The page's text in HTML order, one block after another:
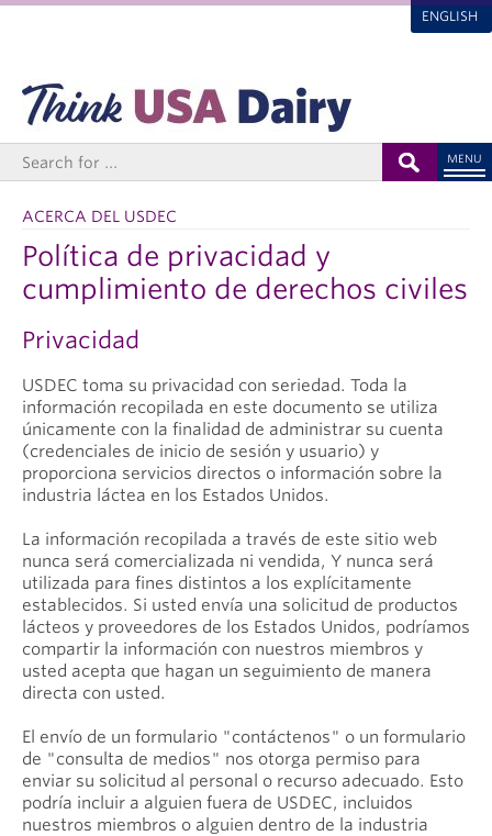
ENGLISH
MENU
ACERCA DEL USDEC
Política de privacidad y
cumplimiento de derechos civiles
Privacidad
USDEC toma su privacidad con seriedad. Toda la
información recopilada en este documento se utiliza
únicamente con la finalidad de administrar su cuenta
(credenciales de inicio de sesión y usuario) y
proporciona servicios directos o información sobre la
industria láctea en los Estados Unidos.
La información recopilada a través de este sitio web
nunca será comercializada ni vendida, Y nunca será
utilizada para fines distintos a los explícitamente
establecidos. Si usted envía una solicitud de productos
lácteos y proveedores de los Estados Unidos, podríamos
compartir la información con nuestros miembros y
usted acepta que hagan un seguimiento de manera
directa con usted.
El envío de un formulario "contáctenos" o un formulario
de "consulta de medios" nos otorga permiso para
enviar su solicitud al personal o recurso adecuado. Esto
podría incluir a alguien fuera de USDEC, incluidos
nuestros miembros o alguien dentro de la industria